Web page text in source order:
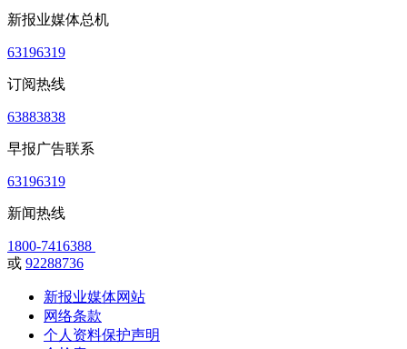
新报业媒体总机
63196319
订阅热线
63883838
早报广告联系
63196319
新闻热线
1800-7416388
或 92288736
新报业媒体网站
网络条款
个人资料保护声明